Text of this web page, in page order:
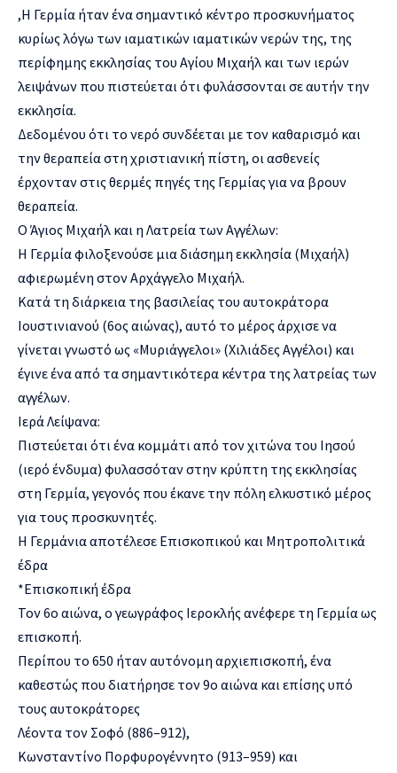
,Η Γερμία ήταν ένα σημαντικό κέντρο προσκυνήματος
κυρίως λόγω των ιαματικών ιαματικών νερών της, της
περίφημης εκκλησίας του Αγίου Μιχαήλ και των ιερών
λειψάνων που πιστεύεται ότι φυλάσσονται σε αυτήν την
εκκλησία.
Δεδομένου ότι το νερό συνδέεται με τον καθαρισμό και
την θεραπεία στη χριστιανική πίστη, οι ασθενείς
έρχονταν στις θερμές πηγές της Γερμίας για να βρουν
θεραπεία.
Ο Άγιος Μιχαήλ και η Λατρεία των Αγγέλων:
Η Γερμία φιλοξενούσε μια διάσημη εκκλησία (Μιχαήλ)
αφιερωμένη στον Αρχάγγελο Μιχαήλ.
Κατά τη διάρκεια της βασιλείας του αυτοκράτορα
Ιουστινιανού (6ος αιώνας), αυτό το μέρος άρχισε να
γίνεται γνωστό ως «Μυριάγγελοι» (Χιλιάδες Αγγέλοι) και
έγινε ένα από τα σημαντικότερα κέντρα της λατρείας των
αγγέλων.
Ιερά Λείψανα:
Πιστεύεται ότι ένα κομμάτι από τον χιτώνα του Ιησού
(ιερό ένδυμα) φυλασσόταν στην κρύπτη της εκκλησίας
στη Γερμία, γεγονός που έκανε την πόλη ελκυστικό μέρος
για τους προσκυνητές.
Η Γερμάνια αποτέλεσε Επισκοπικού και Μητροπολιτικά
έδρα
*Επισκοπική έδρα
Τον 6ο αιώνα, ο γεωγράφος Ιεροκλής ανέφερε τη Γερμία ως
επισκοπή.
Περίπου το 650 ήταν αυτόνομη αρχιεπισκοπή, ένα
καθεστώς που διατήρησε τον 9ο αιώνα και επίσης υπό
τους αυτοκράτορες
Λέοντα τον Σοφό (886–912),
Κωνσταντίνο Πορφυρογέννητο (913–959) και